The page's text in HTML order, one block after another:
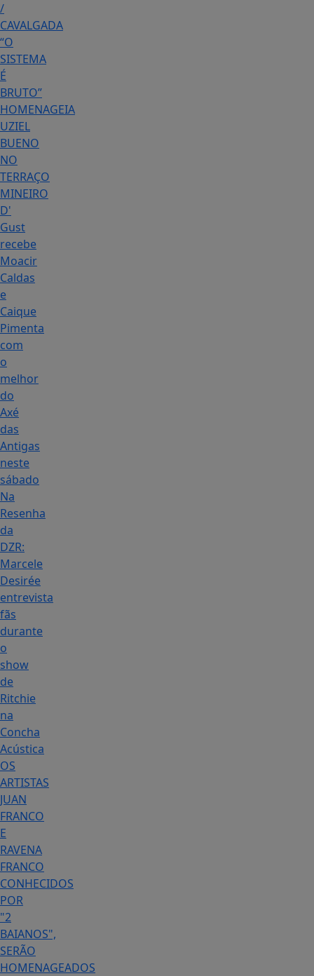
/
CAVALGADA
“O
SISTEMA
É
BRUTO”
HOMENAGEIA
UZIEL
BUENO
NO
TERRAÇO
MINEIRO
D'
Gust
recebe
Moacir
Caldas
e
Caique
Pimenta
com
o
melhor
do
Axé
das
Antigas
neste
sábado
Na
Resenha
da
DZR:
Marcele
Desirée
entrevista
fãs
durante
o
show
de
Ritchie
na
Concha
Acústica
OS
ARTISTAS
JUAN
FRANCO
E
RAVENA
FRANCO
CONHECIDOS
POR
"2
BAIANOS",
SERÃO
HOMENAGEADOS